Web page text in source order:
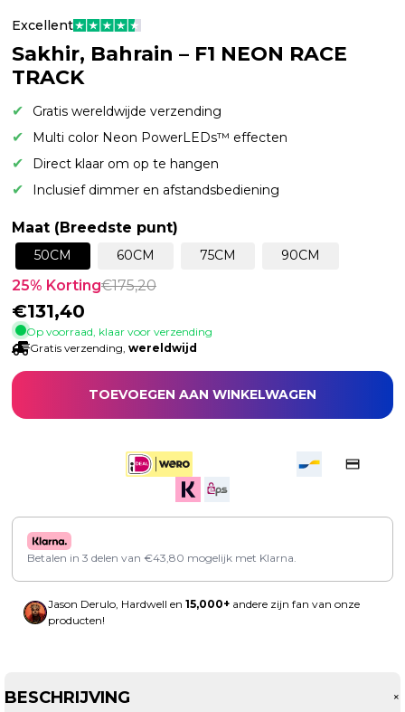
Excellent
Sakhir, Bahrain – F1 NEON RACE
TRACK
Gratis wereldwijde verzending
Multi color Neon PowerLEDs™ effecten
Direct klaar om op te hangen
Inclusief dimmer en afstandsbediening
Maat (Breedste punt)
50CM 60CM 75CM 90CM
25% Korting€175,20
€131,40
Op voorraad, klaar voor verzending
Gratis verzending, wereldwijd
TOEVOEGEN AAN WINKELWAGEN
Betalen in 3 delen van €43,80 mogelijk met Klarna.
Jason Derulo, Hardwell en 15,000+ andere zijn fan van onze
producten!
BESCHRIJVING +